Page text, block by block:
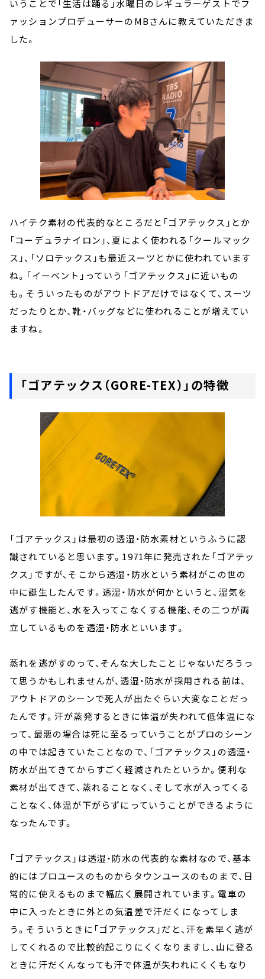
いうことで「生活は踊る」水曜日のレギュラーゲストでフ
ァッションプロデューサーのMBさんに教えていただきま
した。
ハイテク素材の代表的なところだと「ゴアテックス」とか
「コーデュラナイロン」、夏によく使われる「クールマック
ス」、「ソロテックス」も最近スーツとかに使われています
ね。「イーベント」っていう「ゴアテックス」に近いもの
も。そういったものがアウトドアだけではなくて、スーツ
だったりとか、靴・バッグなどに使われることが増えてい
ますね。
「ゴアテックス（GORE-TEX）」の特徴
「ゴアテックス」は最初の透湿・防水素材というふうに認
識されていると思います。1971年に発売された「ゴアテッ
クス」ですが、そこから透湿・防水という素材がこの世の
中に誕生したんです。透湿・防水が何かというと、湿気を
逃がす機能と、水を入ってこなくする機能、その二つが両
立しているものを透湿・防水といいます。
蒸れを逃がすのって、そんな大したことじゃないだろうっ
て思うかもしれませんが、透湿・防水が採用される前は、
アウトドアのシーンで死人が出たぐらい大変なことだっ
たんです。汗が蒸発するときに体温が失われて低体温にな
って、最悪の場合は死に至るっていうことがプロのシーン
の中では起きていたことなので、「ゴアテックス」の透湿・
防水が出てきてからすごく軽減されたというか。便利な
素材が出てきて、蒸れることなく、そして水が入ってくる
ことなく、体温が下がらずにっていうことができるように
なったんです。
「ゴアテックス」は透湿・防水の代表的な素材なので、基本
的にはプロユースのものからタウンユースのものまで、日
常的に使えるものまで幅広く展開されています。電車の
中に入ったときに外との気温差で汗だくになってしま
う。そういうときに「ゴアテックス」だと、汗を素早く逃が
してくれるので比較的起こりにくくなりますし、山に登る
ときに汗だくんなっても汗で体温が失われにくくもなり